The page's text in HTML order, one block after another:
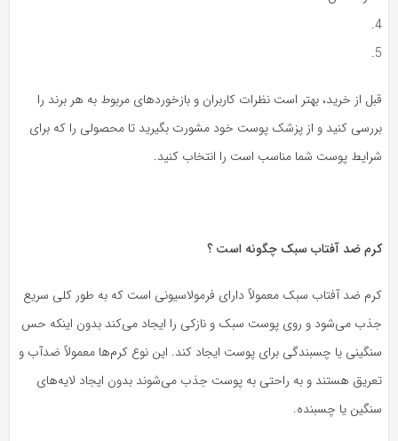
از خرید، بهتر است نظرات کاربران و بازخوردهای مربوط به هر برند را
کنید و از پزشک پوست خود مشورت بگیرید تا محصولی را که برای
پوست شما مناسب است را انتخاب کنید.
ضد آفتاب سبک چگونه است ؟
ضد آفتاب سبک معمولاً دارای فرمولاسیونی است که به طور کلی سریع
می‌شود و روی پوست سبک و نازکی را ایجاد می‌کند بدون اینکه حس
یا چسبندگی برای پوست ایجاد کند. این نوع کرم‌ها معمولاً ضدآب و
هستند و به راحتی به پوست جذب می‌شوند بدون ایجاد لایه‌های
یا چسبنده.